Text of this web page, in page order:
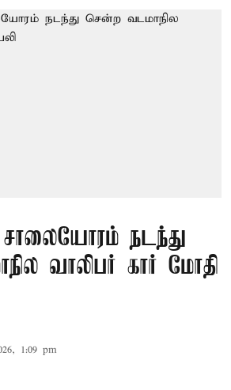
சாலையோரம் நடந்து
வாலிபர் கார் மோதி
1:09 pm